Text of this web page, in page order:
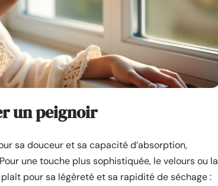
un peignoir
sa douceur et sa capacité d’absorption,
une touche plus sophistiquée, le velours ou la
pour sa légèreté et sa rapidité de séchage :